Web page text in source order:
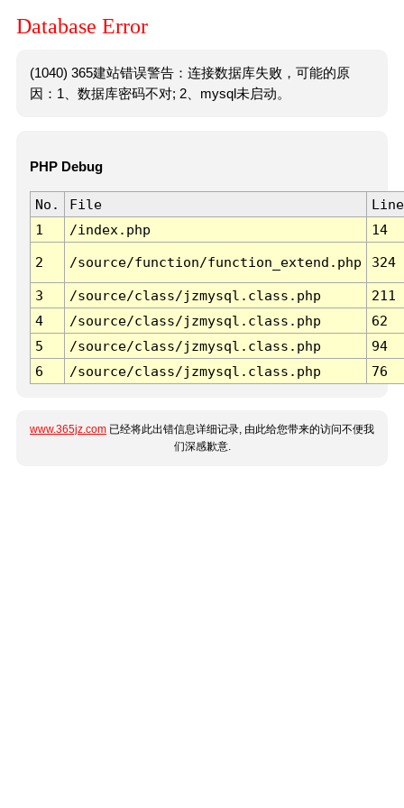
Database Error
(1040) 365建站错误警告：连接数据库失败，可能的原
因：1、数据库密码不对; 2、mysql未启动。
PHP Debug
No. File
Line
1
/index.php 14
2 /source/function/function_extend.php 324
3 /source/class/jzmysql.class.php
211
4
/source/class/jzmysql.class.php
62
5
/source/class/jzmysql.class.php
94
6
/source/class/jzmysql.class.php 76
www.365jz.com 已经将此出错信息详细记录, 由此给您带来的访问不便我
们深感歉意.